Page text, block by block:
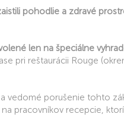
pohodlie a zdravé
len na špeciálne
pri reštaurácii Rouge
a vedomé porušenie tohto
pracovníkov recepcie,